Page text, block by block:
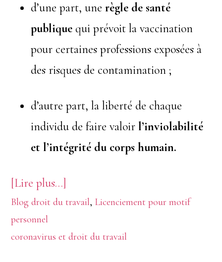
d’une part, unerègle de santé
publique qui prévoit la vaccination
pour certaines professions exposées à
des risques de contamination ;
d’autre part, la liberté de chaque
individu de faire valoirl’inviolabilité
et l’intégrité du corps humain.
[Lire plus…]
proposL’employeur
Blog droit du travail, Licenciement pour motif
personnel
coronavirus et droit du travail